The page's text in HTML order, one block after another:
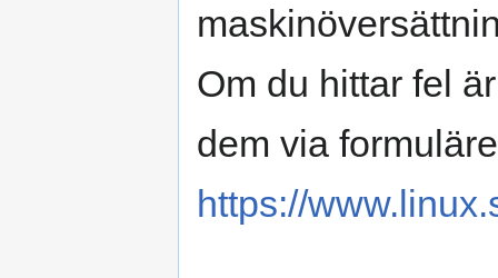
Om du hittar fel
dem via
https://